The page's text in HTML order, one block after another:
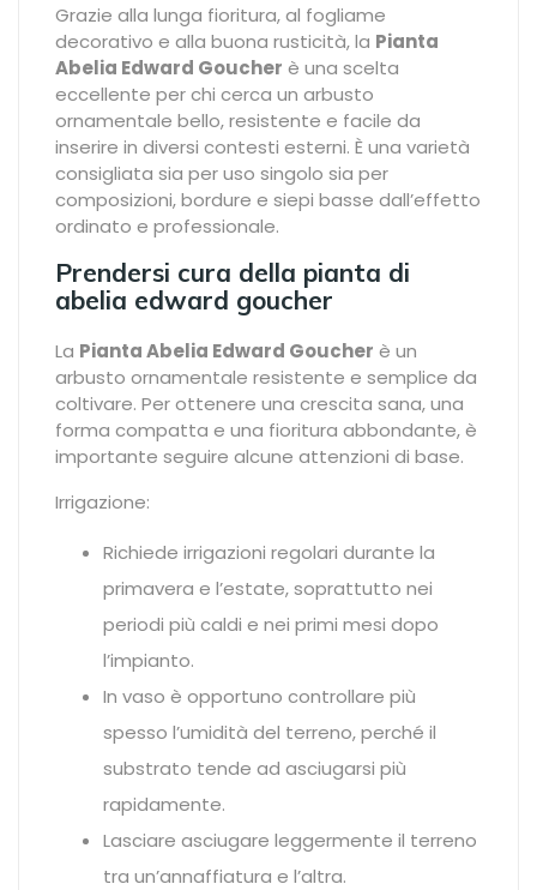
Grazie alla lunga fioritura, al fogliame
decorativo e alla buona rusticità, la Pianta
Abelia Edward Goucher è una scelta
eccellente per chi cerca un arbusto
ornamentale bello, resistente e facile da
inserire in diversi contesti esterni. È una varietà
consigliata sia per uso singolo sia per
composizioni, bordure e siepi basse dall’effetto
ordinato e professionale.
Prendersi cura della pianta di
abelia edward goucher
La Pianta Abelia Edward Goucher è un
arbusto ornamentale resistente e semplice da
coltivare. Per ottenere una crescita sana, una
forma compatta e una fioritura abbondante, è
importante seguire alcune attenzioni di base.
Irrigazione:
Richiede irrigazioni regolari durante la
primavera e l’estate, soprattutto nei
periodi più caldi e nei primi mesi dopo
l’impianto.
In vaso è opportuno controllare più
spesso l’umidità del terreno, perché il
substrato tende ad asciugarsi più
rapidamente.
Lasciare asciugare leggermente il terreno
tra un’annaffiatura e l’altra.